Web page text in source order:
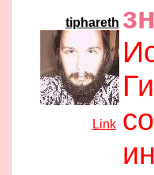
tiphareth
Link]